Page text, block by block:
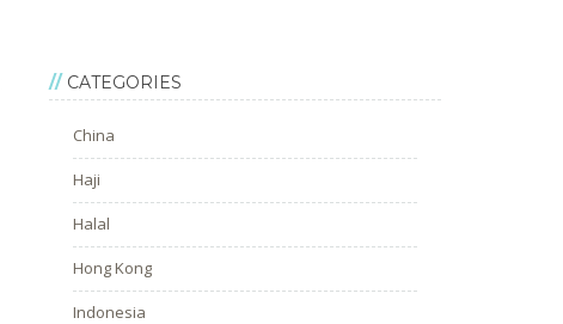
CATEGORIES
China
Haji
Halal
Hong Kong
Indonesia